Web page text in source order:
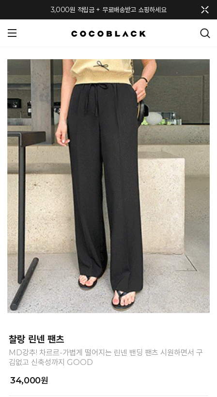
3,000원 적립금 + 무료배송받고 쇼핑하세요
찰랑 린넨 팬츠
MD강추! 차르르-가볍게 떨어지는 린넨 밴딩 팬츠 시원하면서 구
김없고 신축성까지 GOOD
34,000원